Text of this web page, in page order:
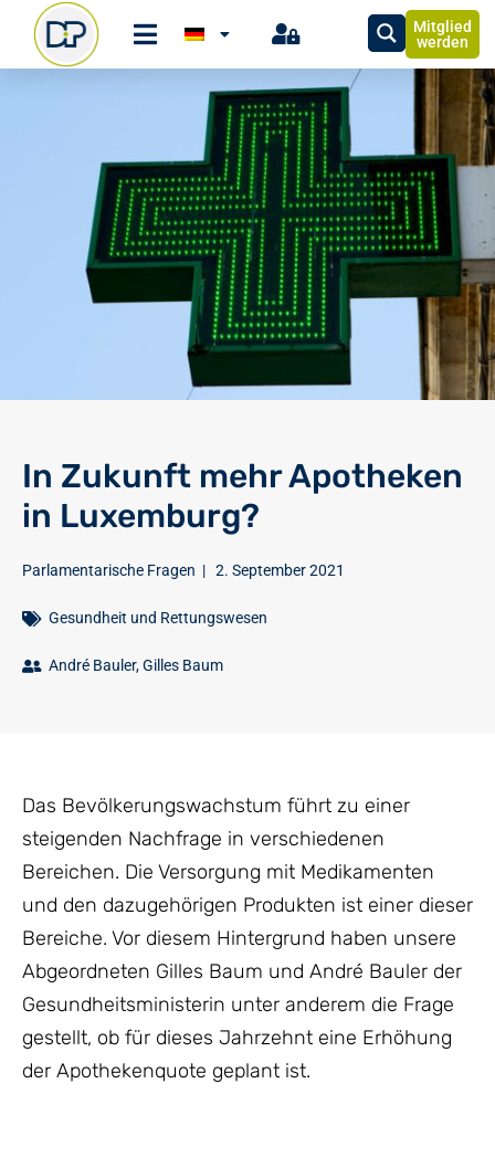
Mitglied
werden
In Zukunft mehr Apotheken
in Luxemburg?
Parlamentarische Fragen | 2. September 2021
Gesundheit und Rettungswesen
André Bauler,Gilles Baum
Das Bevölkerungswachstum führt zu einer
steigenden Nachfrage in verschiedenen
Bereichen. Die Versorgung mit Medikamenten
und den dazugehörigen Produkten ist einer dieser
Bereiche. Vor diesem Hintergrund haben unsere
Abgeordneten Gilles Baum und André Bauler der
Gesundheitsministerin unter anderem die Frage
gestellt, ob für dieses Jahrzehnt eine Erhöhung
der Apothekenquote geplant ist.